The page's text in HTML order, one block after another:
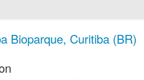
Bioparque, Curitiba (BR)